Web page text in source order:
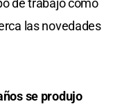
las novedades
se produjo